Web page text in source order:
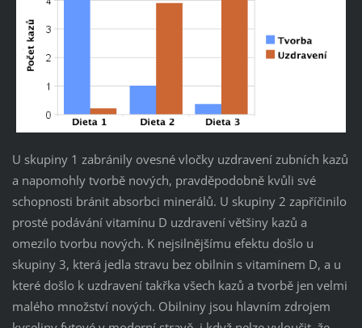
U skupiny 1 zabránily ovesné vločky uzdravení zubních kazů
a napomohly tvorbě nových, pravděpodobně kvůli své
schopnosti bránit absorbci minerálů. U skupiny 2 zapříčinilo
prosté podávání vitamínu D uzdravení většiny kazů a
omezilo tvorbu nových. K nejsilnějšímu efektu došlo u
skupiny 3, která jedla stravu bez obilnin s vitamínem D, a u
které došlo k uzdravení takřka všech kazů a tvorbě jen velmi
malého množství nových. Obilniny jsou hlavním zdrojem